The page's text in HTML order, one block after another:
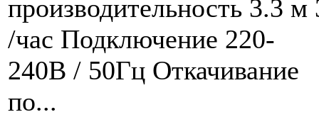
производительность 3.3 м
/час Подключение 220-
240В / 50Гц Откачивание
по...